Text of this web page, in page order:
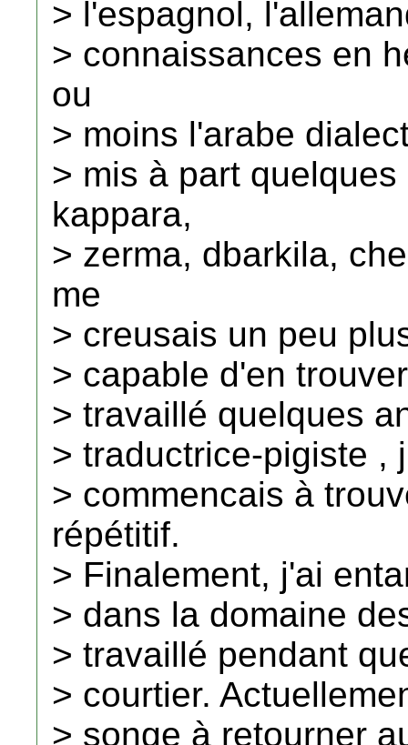
> l'espagnol,
> connaissances en
ou
> moins l'arabe
> mis à part
kappara,
> zerma, dbarkila,
me
> creusais un peu
> capable d'en
> travaillé quelques
> traductrice-pigiste ,
> commencais à
répétitif.
> Finalement, j'ai
> dans la domaine
> travaillé pendant
> courtier.
> songe à retourner